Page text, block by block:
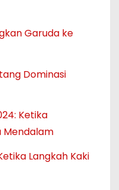
Garuda ke
Dominasi
Ketika
Mendalam
Langkah Kaki